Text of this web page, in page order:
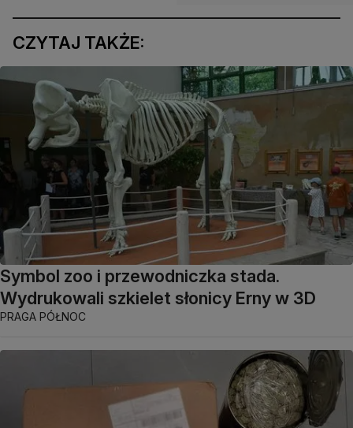
CZYTAJ TAKŻE:
Symbol zoo i przewodniczka stada.
Wydrukowali szkielet słonicy Erny w 3D
PRAGA PÓŁNOC